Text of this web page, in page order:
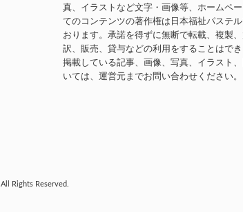
真、イラストなど文字・画像等、ホームペ
てのコンテンツの著作権は日本福祉パステ
おります。承諾を得ずに無断で転載、複製
訳、販売、貸与などの利用をすることはで
掲載している記事、画像、写真、イラスト
いては、運営元までお問い合わせください。
All Rights Reserved.